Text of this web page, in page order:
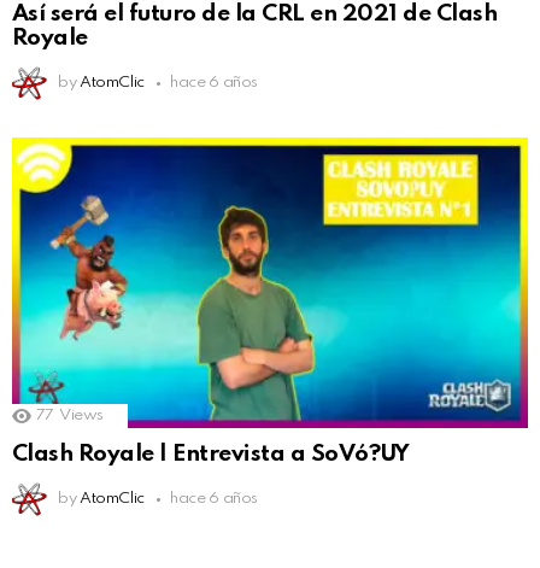
Así será el futuro de la CRL en 2021 de Clash
Royale
by AtomClic hace 6 años
77 Views
Clash Royale | Entrevista a SoVó?UY
by AtomClic hace 6 años